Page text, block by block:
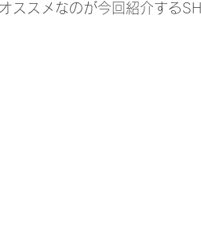
ススメなのが今回紹介する